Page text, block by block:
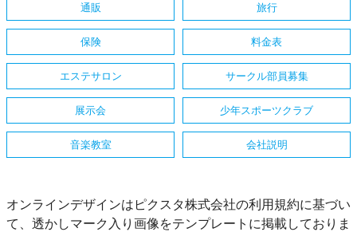
通販 旅行
保険 料金表
エステサロン サークル部員募集
展示会 少年スポーツクラブ
音楽教室 会社説明
オンラインデザインはピクスタ株式会社の利用規約に基づい
て、透かしマーク入り画像をテンプレートに掲載しておりま